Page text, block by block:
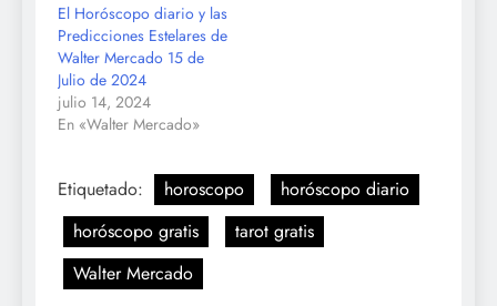
El Horóscopo diario y las
Predicciones Estelares de
Walter Mercado 15 de
Julio de 2024
julio 14, 2024
En «Walter Mercado»
Etiquetado: horoscopo
horóscopo diario
horóscopo gratis
tarot gratis
Walter Mercado